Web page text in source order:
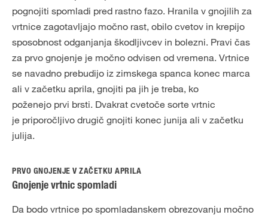
pognojiti spomladi pred rastno fazo. Hranila v gnojilih za
vrtnice zagotavljajo močno rast, obilo cvetov in krepijo
sposobnost odganjanja škodljivcev in bolezni. Pravi čas
za prvo gnojenje je močno odvisen od vremena. Vrtnice
se navadno prebudijo iz zimskega spanca konec marca
ali v začetku aprila, gnojiti pa jih je treba, ko
poženejo prvi brsti. Dvakrat cvetoče sorte vrtnic
je priporočljivo drugič gnojiti konec junija ali v začetku
julija.
PRVO GNOJENJE V ZAČETKU APRILA
Gnojenje vrtnic spomladi
Da bodo vrtnice po spomladanskem obrezovanju močno